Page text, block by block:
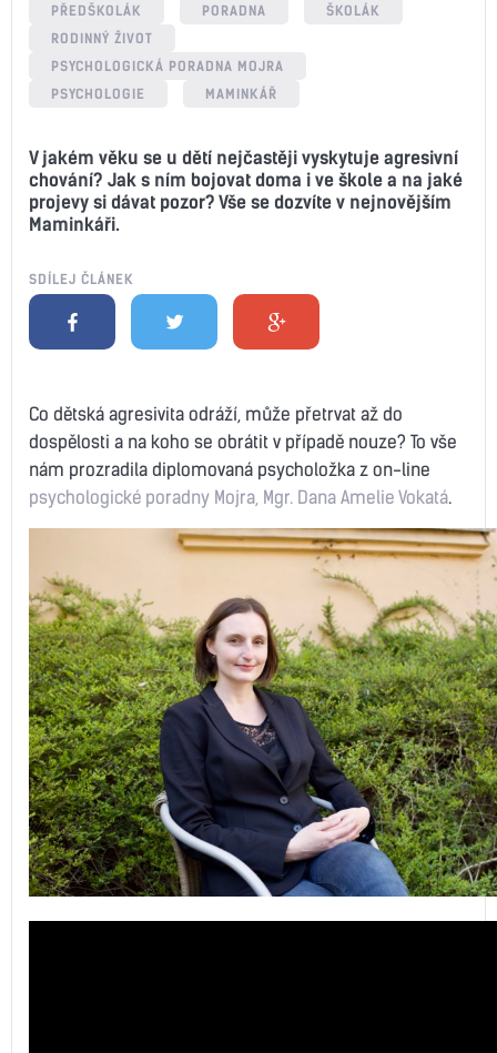
PŘEDŠKOLÁK
PORADNA
ŠKOLÁK
RODINNÝ ŽIVOT
PSYCHOLOGICKÁ PORADNA MOJRA
PSYCHOLOGIE
MAMINKÁŘ
V jakém věku se u dětí nejčastěji vyskytuje agresivní
chování? Jak s ním bojovat doma i ve škole a na jaké
projevy si dávat pozor? Vše se dozvíte v nejnovějším
Maminkáři.
SDÍLEJ ČLÁNEK
Co dětská agresivita odráží, může přetrvat až do
dospělosti a na koho se obrátit v případě nouze? To vše
nám prozradila diplomovaná psycholožka z on-line
psychologické poradny Mojra, Mgr. Dana Amelie Vokatá.